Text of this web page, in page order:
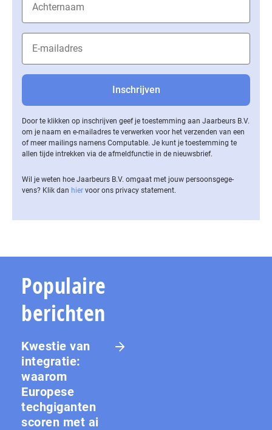
Door te klikken op inschrijven geef je toestemming aan Jaarbeurs B.V.
om je naam en e-mailadres te verwerken voor het verzenden van een
of meer mailings namens Computable. Je kunt je toestemming te
allen tijde intrekken via de af­meld­func­tie in de nieuwsbrief.
Wil je weten hoe Jaarbeurs B.V. omgaat met jouw per­soons­ge­ge­
vens? Klik dan hier voor ons privacy statement.
Populaire
berichten
Kwestie van
integratie:
waarom
Europese
techgiganten
scoren met ai